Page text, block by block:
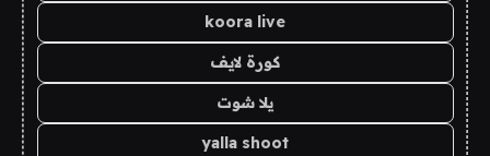
koora live
كورة لايف
يلا شوت
yalla shoot